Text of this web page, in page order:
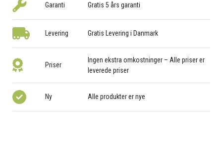
Garanti Gratis 5 års garanti
Levering Gratis Levering i Danmark
Priser
Ingen ekstra omkostninger – Alle priser er
leverede priser
Ny Alle produkter er nye